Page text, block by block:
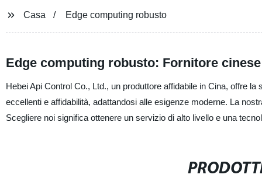
Casa Edge computing robusto
Edge computing robusto: Fornitore
Hebei Api Control Co., Ltd., un produttore affidabile in Cina, offre
eccellenti e affidabilità, adattandosi alle esigenze moderne. La
Scegliere noi significa ottenere un servizio di alto livello e una